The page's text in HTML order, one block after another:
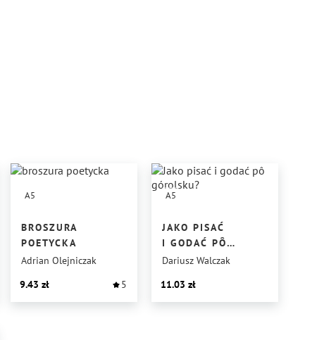
A5
BROSZURA
POETYCKA
Adrian Olejniczak
9.43
5
A5
JAKO PISAĆ
I GODAĆ PÔ
GÓROLSKU?
Dariusz Walczak
11.03